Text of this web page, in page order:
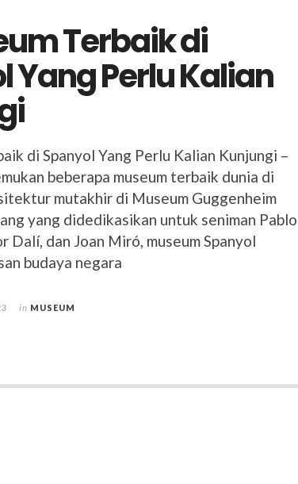
Terbaik di
Yang Perlu Kalian
di Spanyol Yang Perlu Kalian Kunjungi –
beberapa museum terbaik dunia di
mutakhir di Museum Guggenheim
yang didedikasikan untuk seniman Pablo
Dalí, dan Joan Miró, museum Spanyol
budaya negara
in MUSEUM